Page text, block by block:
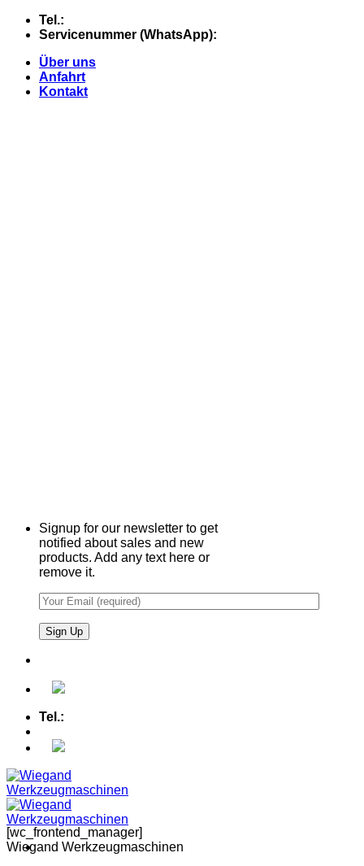
Skip
Tel.:
Servicenummer (WhatsApp):
Über uns
Anfahrt
Kontakt
Signup for our newsletter to get
notified about sales and new
products. Add any text here or
remove it.
Tel.:
[wc_frontend_manager]
Wiegand Werkzeugmaschinen